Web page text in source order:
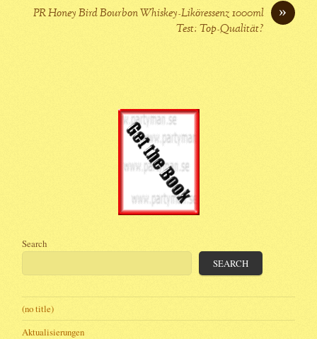
»
PR Honey Bird Bourbon Whiskey-Liköressenz 1000ml
Test: Top-Qualität?
Search
SEARCH
(no title)
Aktualisierungen